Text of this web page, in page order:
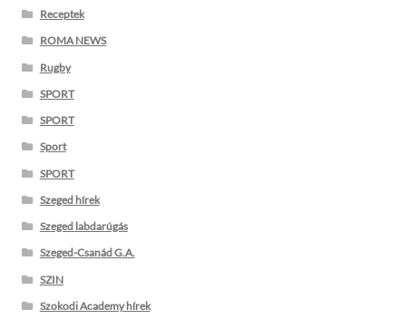
Receptek
ROMA NEWS
Rugby
SPORT
SPORT
Sport
SPORT
Szeged hírek
Szeged labdarúgás
Szeged-Csanád G.A.
SZIN
Szokodi Academy hírek